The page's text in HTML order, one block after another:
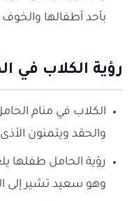
بأحد أطفالها
رؤية الكلاب في
الكلاب في منام
والحقد ويتمنون
رؤية الحامل طفلها
وهو سعيد تشير إلى